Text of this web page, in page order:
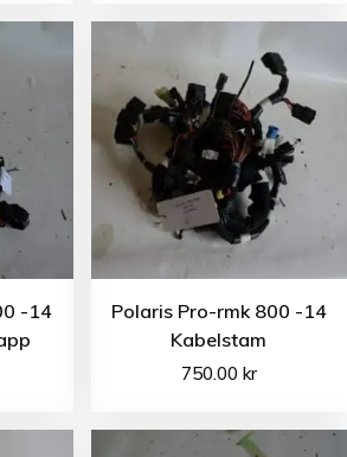
-14
Polaris Pro-rmk 800 -14
Kabelstam
750.00 kr